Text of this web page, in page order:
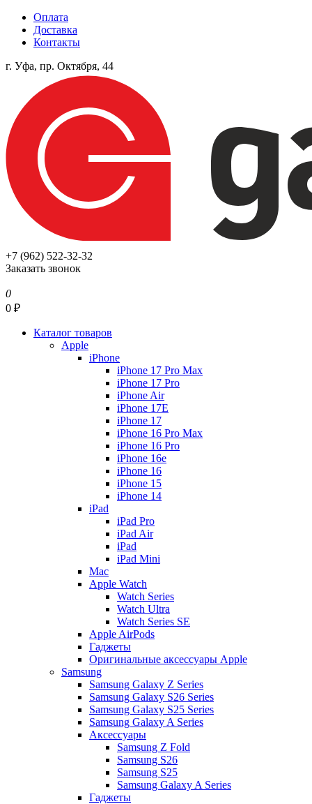
Оплата
Доставка
Контакты
г. Уфа, пр. Октября, 44
+7 (962) 522-32-32
Заказать звонок
0
0 ₽
Каталог товаров
Apple
iPhone
iPhone 17 Pro Max
iPhone 17 Pro
iPhone Air
iPhone 17E
iPhone 17
iPhone 16 Pro Max
iPhone 16 Pro
iPhone 16e
iPhone 16
iPhone 15
iPhone 14
iPad
iPad Pro
iPad Air
iPad
iPad Mini
Mac
Apple Watch
Watch Series
Watch Ultra
Watch Series SE
Apple AirPods
Гаджеты
Оригинальные аксессуары Apple
Samsung
Samsung Galaxy Z Series
Samsung Galaxy S26 Series
Samsung Galaxy S25 Series
Samsung Galaxy A Series
Аксессуары
Samsung Z Fold
Samsung S26
Samsung S25
Samsung Galaxy A Series
Гаджеты